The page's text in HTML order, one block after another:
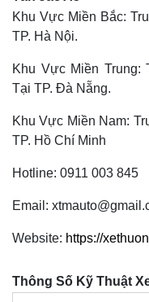
Khu Vực Miền Bắc:
TP. Hà Nội.
Khu Vực Miền Trung:
Tại TP. Đà Nẵng.
Khu Vực Miền Nam:
TP. Hồ Chí Minh
Hotline: 0911 003 845
Email:
Website: https://
Thông Số Kỹ Thuật